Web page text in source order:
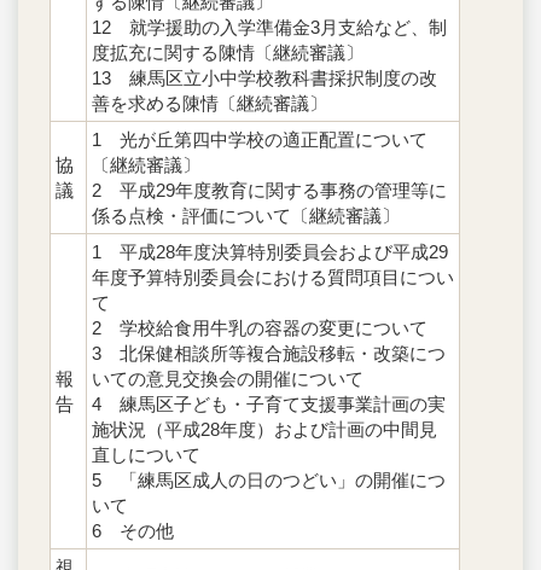
12 就学援助の入学準備金3月支給など、制
度拡充に関する陳情〔継続審議〕
13 練馬区立小中学校教科書採択制度の改
善を求める陳情〔継続審議〕
協
議
1 光が丘第四中学校の適正配置について
〔継続審議〕
2 平成29年度教育に関する事務の管理等に
係る点検・評価について〔継続審議〕
報
告
1 平成28年度決算特別委員会および平成29
年度予算特別委員会における質問項目につい
て
2 学校給食用牛乳の容器の変更について
3 北保健相談所等複合施設移転・改築につ
いての意見交換会の開催について
4 練馬区子ども・子育て支援事業計画の実
施状況（平成28年度）および計画の中間見
直しについて
5 「練馬区成人の日のつどい」の開催につ
いて
6 その他